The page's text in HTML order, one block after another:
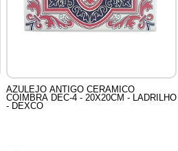
AZULEJO ANTIGO CERAMICO
COIMBRA DEC-4 - 20X20CM - LADRILHO
- DEXCO